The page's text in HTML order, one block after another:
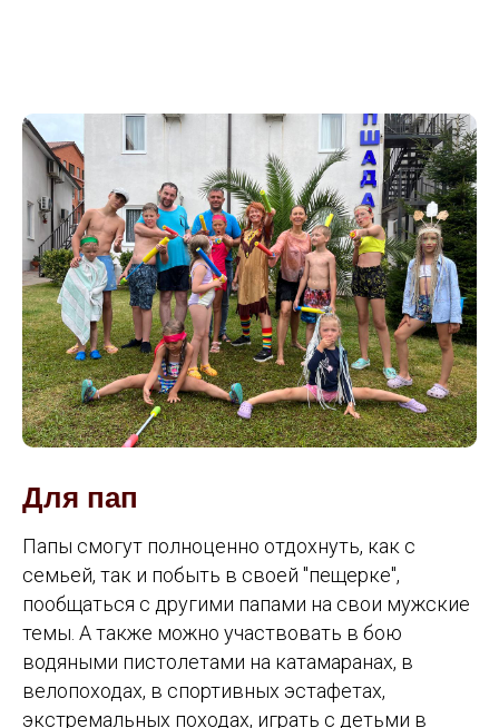
Для пап
Папы смогут полноценно отдохнуть, как с
семьей, так и побыть в своей "пещерке",
пообщаться с другими папами на свои мужские
темы. А также можно участвовать в бою
водяными пистолетами на катамаранах, в
велопоходах, в спортивных эстафетах,
экстремальных походах, играть с детьми в